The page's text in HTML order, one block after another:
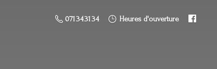
071 34 31 34 Heures d'ouverture